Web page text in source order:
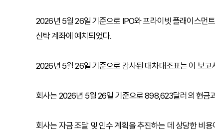
2026년 5월 26일 기준으로 IPO와 프라이빗 플래이스먼
신탁 계좌에 예치되었다.
2026년 5월 26일 기준으로 감사된 대차대조표는 이 보고
회사는 2026년 5월 26일 기준으로 898,623달러의 현금
회사는 자금 조달 및 인수 계획을 추진하는 데 상당한 비